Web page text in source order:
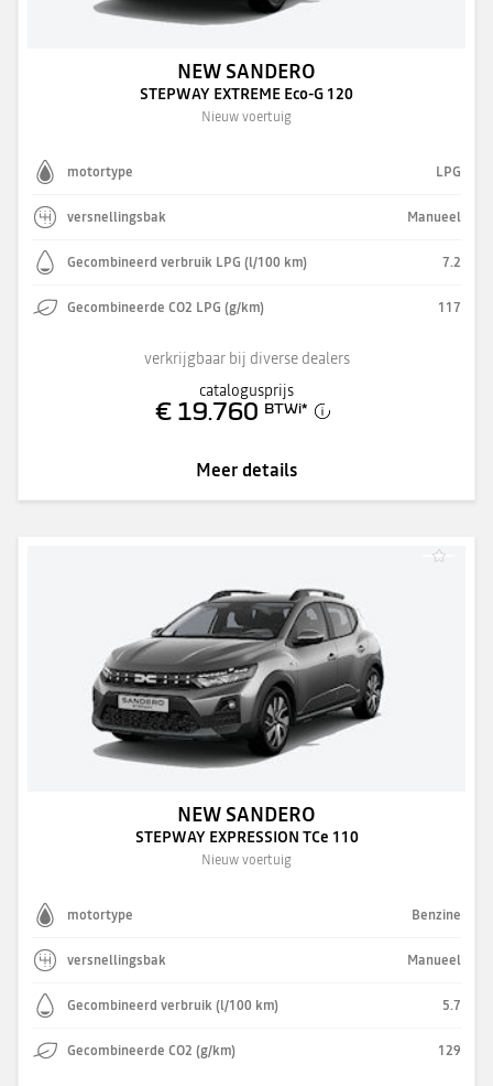
NEW SANDERO
STEPWAY EXTREME Eco-G 120
Nieuw voertuig
motortype LPG
versnellingsbak Manueel
Gecombineerd verbruik LPG (l/100 km) 7.2
Gecombineerde CO2 LPG (g/km) 117
verkrijgbaar bij diverse dealers
catalogusprijs
€ 19.760 BTWi*
Meer details
NEW SANDERO
STEPWAY EXPRESSION TCe 110
Nieuw voertuig
motortype Benzine
versnellingsbak Manueel
Gecombineerd verbruik (l/100 km) 5.7
Gecombineerde CO2 (g/km) 129